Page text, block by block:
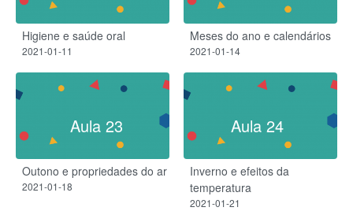
Higiene e saúde oral
2021-01-11
Meses do ano e calendários
2021-01-14
Aula 23
Outono e propriedades do ar
2021-01-18
Aula 24
Inverno e efeitos da
temperatura
2021-01-21